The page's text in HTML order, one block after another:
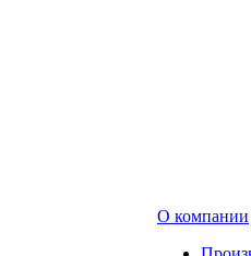
О компании